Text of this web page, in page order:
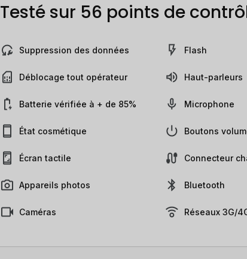
Testé sur 56 points de
Suppression des données
Déblocage tout opérateur
Batterie vérifiée à + de 85%
État cosmétique
Écran tactile
Appareils photos
Caméras
Flash
Haut-parleurs
Microphone
Boutons
Connecteur
Bluetooth
Réseaux 3G/